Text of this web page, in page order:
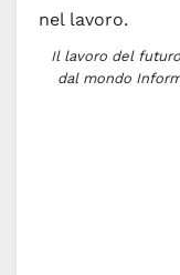
Il lavoro del
dal mondo